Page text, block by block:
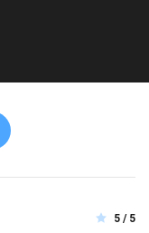
5 / 5